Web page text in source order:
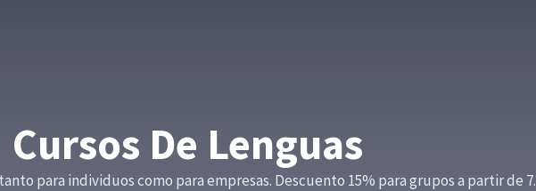
Cursos De Lenguas
para individuos como para empresas. Descuento 15% para grupos a partir de 7.